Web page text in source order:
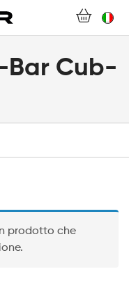
Bar Cub-
prodotto che